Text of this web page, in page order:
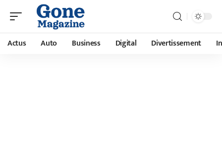
Actus Auto Business Digital Divertissement